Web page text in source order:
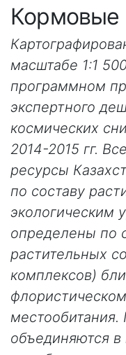
масштабе 1:1
программном
экспертного
космических
2014-2015 гг.
ресурсы
по составу
экологическим
определены по
растительных
комплексов)
объединяются